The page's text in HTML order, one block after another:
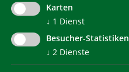
Karten
↓ 1 Dienst
Besucher-Statistiken
↓ 2 Dienste